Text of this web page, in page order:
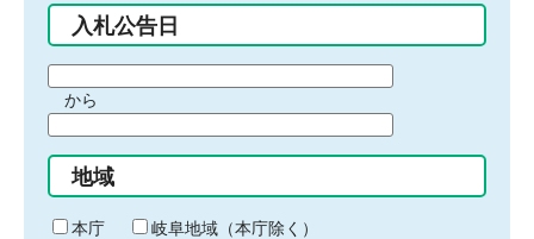
入札公告日
間
始
り
から
間
終
わ
地域
本庁
岐阜地域（本庁除く）